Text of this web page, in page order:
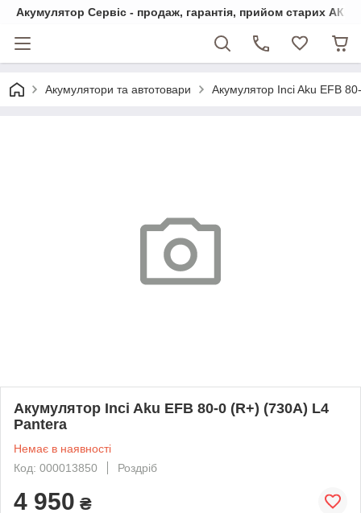
Акумулятор Сервіс - продаж, гарантія, прийом старих АКБ
Акумулятори та автотовари Акумулятор Inci Aku EFB
Акумулятор Inci Aku EFB 80-0 (R+) (730A) L4
Pantera
Немає в наявності
Код: 000013850
Роздріб
4 950 ₴